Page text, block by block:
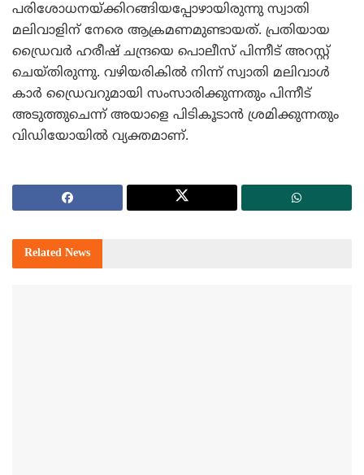
പരിശോധനയ്ക്കിറങ്ങിയപ്പോഴായിരുന്നു സ്വാതി
മലിവാളിന് നേരെ ആക്രമണമുണ്ടായത്. പ്രതിയായ
ഡ്രൈവര്‍ ഹരീഷ് ചന്ദ്രയെ പൊലീസ് പിന്നീട് അറസ്റ്റ്
ചെയ്തിരുന്നു. വഴിയരികില്‍ നിന്ന് സ്വാതി മലിവാള്‍
കാര്‍ ഡ്രൈവറുമായി സംസാരിക്കുന്നതും പിന്നീട്
അടുത്തുചെന്ന് അയാളെ പിടികൂടാന്‍ ശ്രമിക്കുന്നതും
വിഡിയോയില്‍ വ്യക്തമാണ്.
Related News